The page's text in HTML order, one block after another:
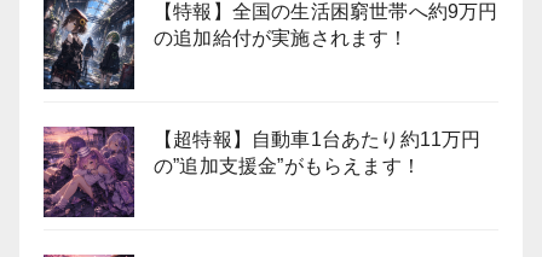
【特報】全国の生活困窮世帯へ約9万円
の追加給付が実施されます！
【超特報】自動車1台あたり約11万円
の”追加支援金”がもらえます！